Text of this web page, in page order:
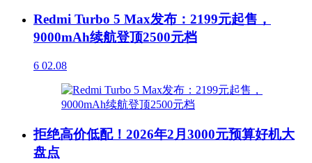
Redmi Turbo 5 Max发布：2199元起售，
9000mAh续航登顶2500元档
6 02.08
拒绝高价低配！2026年2月3000元预算好机大
盘点